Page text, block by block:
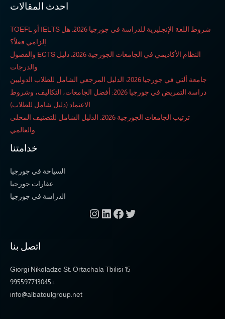
احدث المقالات
شروط اللغة الإنجليزية للدراسة في جورجيا 2026: هل IELTS أو TOEFL
إلزامي فعلاً؟
النظام الأكاديمي في الجامعات الجورجية 2026: دليل ECTS والفصول
والدرجات
جامعة ألتي في جورجيا 2026: الدليل المرجعي الشامل للطلاب الدوليين
دراسة التمريض في جورجيا 2026: أفضل الجامعات، التكاليف، وشروط
الاعتماد (دليل شامل للطلاب)
ترتيب الجامعات الجورجية 2026: الدليل الشامل للتصنيف المحلي
والعالمي
خدامتنا
السياحة في جورجيا
عقارات جورجيا
الدراسة في جورجيا
اتصل بنا
15 Giorgi Nikoladze St. Ortachala Tbilisi
+995597713045
info@albatoulgroup.net